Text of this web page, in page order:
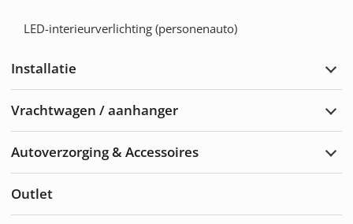
LED-interieurverlichting (personenauto)
Installatie
Vrachtwagen / aanhanger
Autoverzorging & Accessoires
Breid
en
Outlet